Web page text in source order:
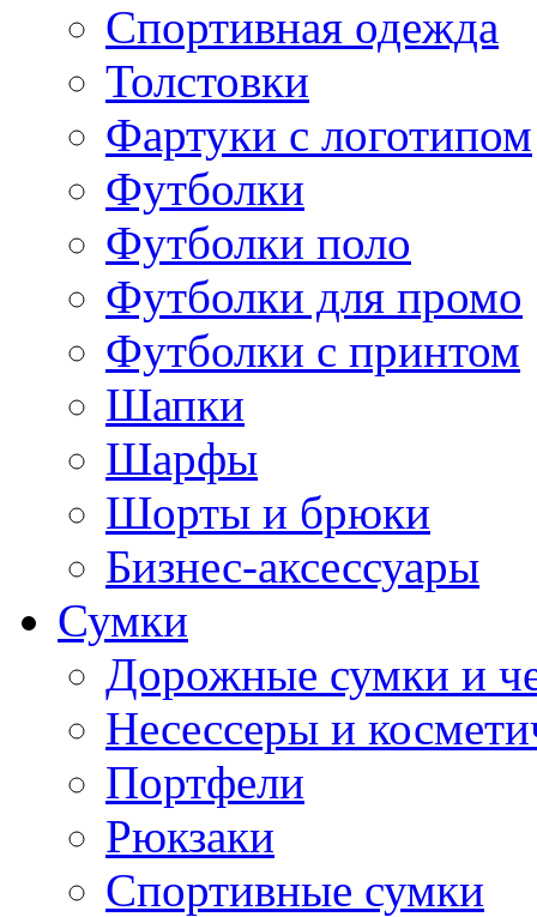
Спортивная одежда
Толстовки
Фартуки с логотипом
Футболки
Футболки поло
Футболки для промо
Футболки с принтом
Шапки
Шарфы
Шорты и брюки
Бизнес-аксессуары
Сумки
Дорожные сумки и
Несессеры и
Портфели
Рюкзаки
Спортивные сумки